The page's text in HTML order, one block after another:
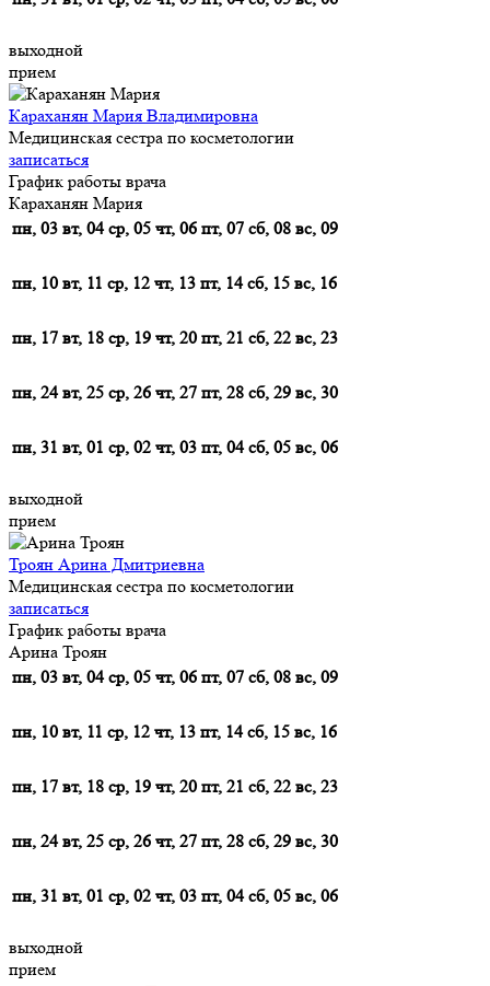
выходной
прием
Караханян Мария Владимировна
Медицинская сестра по косметологии
записаться
График работы врача
Караханян Мария
пн, 03 вт, 04 ср, 05 чт, 06 пт, 07 сб, 08 вс, 09
пн, 10 вт, 11 ср, 12 чт, 13 пт, 14 сб, 15 вс, 16
пн, 17 вт, 18 ср, 19 чт, 20 пт, 21 сб, 22 вс, 23
пн, 24 вт, 25 ср, 26 чт, 27 пт, 28 сб, 29 вс, 30
пн, 31 вт, 01 ср, 02 чт, 03 пт, 04 сб, 05 вс, 06
выходной
прием
Троян Арина Дмитриевна
Медицинская сестра по косметологии
записаться
График работы врача
Арина Троян
пн, 03 вт, 04 ср, 05 чт, 06 пт, 07 сб, 08 вс, 09
пн, 10 вт, 11 ср, 12 чт, 13 пт, 14 сб, 15 вс, 16
пн, 17 вт, 18 ср, 19 чт, 20 пт, 21 сб, 22 вс, 23
пн, 24 вт, 25 ср, 26 чт, 27 пт, 28 сб, 29 вс, 30
пн, 31 вт, 01 ср, 02 чт, 03 пт, 04 сб, 05 вс, 06
выходной
прием